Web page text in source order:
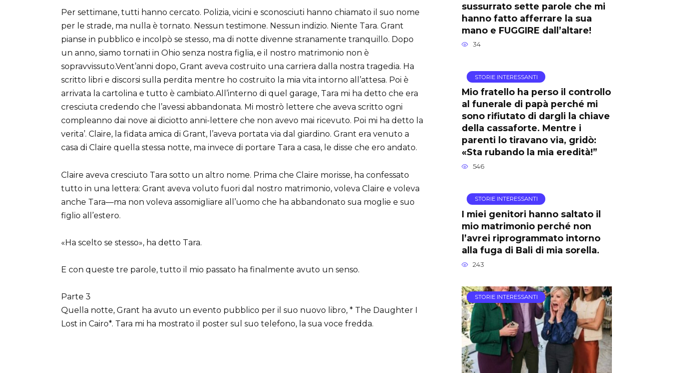
Per settimane, tutti hanno cercato. Polizia, vicini e sconosciuti hanno chiamato il suo nome
per le strade, ma nulla è tornato. Nessun testimone. Nessun indizio. Niente Tara. Grant
pianse in pubblico e incolpò se stesso, ma di notte divenne stranamente tranquillo. Dopo
un anno, siamo tornati in Ohio senza nostra figlia, e il nostro matrimonio non è
sopravvissuto.Vent’anni dopo, Grant aveva costruito una carriera dalla nostra tragedia. Ha
scritto libri e discorsi sulla perdita mentre ho costruito la mia vita intorno all’attesa. Poi è
arrivata la cartolina e tutto è cambiato.All’interno di quel garage, Tara mi ha detto che era
cresciuta credendo che l’avessi abbandonata. Mi mostrò lettere che aveva scritto ogni
compleanno dai nove ai diciotto anni-lettere che non avevo mai ricevuto. Poi mi ha detto la
verita’. Claire, la fidata amica di Grant, l’aveva portata via dal giardino. Grant era venuto a
casa di Claire quella stessa notte, ma invece di portare Tara a casa, le disse che ero andato.
Claire aveva cresciuto Tara sotto un altro nome. Prima che Claire morisse, ha confessato
tutto in una lettera: Grant aveva voluto fuori dal nostro matrimonio, voleva Claire e voleva
anche Tara—ma non voleva assomigliare all’uomo che ha abbandonato sua moglie e suo
figlio all’estero.
«Ha scelto se stesso», ha detto Tara.
E con queste tre parole, tutto il mio passato ha finalmente avuto un senso.
Parte 3
Quella notte, Grant ha avuto un evento pubblico per il suo nuovo libro, * The Daughter I
Lost in Cairo*. Tara mi ha mostrato il poster sul suo telefono, la sua voce fredda.
sussurrato sette parole che mi
hanno fatto afferrare la sua
mano e FUGGIRE dall’altare!
34
STORIE INTERESSANTI
Mio fratello ha perso il controllo
al funerale di papà perché mi
sono rifiutato di dargli la chiave
della cassaforte. Mentre i
parenti lo tiravano via, gridò:
«Sta rubando la mia eredità!”
546
STORIE INTERESSANTI
I miei genitori hanno saltato il
mio matrimonio perché non
l’avrei riprogrammato intorno
alla fuga di Bali di mia sorella.
243
STORIE INTERESSANTI